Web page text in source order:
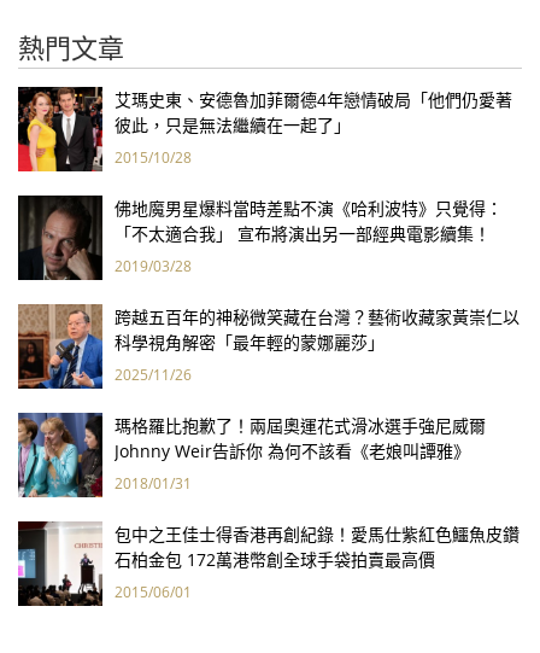
熱門文章
艾瑪史東、安德魯加菲爾德4年戀情破局「他們仍愛著
彼此，只是無法繼續在一起了」
2015/10/28
佛地魔男星爆料當時差點不演《哈利波特》只覺得：
「不太適合我」 宣布將演出另一部經典電影續集！
2019/03/28
跨越五百年的神秘微笑藏在台灣？藝術收藏家黃崇仁以
科學視角解密「最年輕的蒙娜麗莎」
2025/11/26
瑪格羅比抱歉了！兩屆奧運花式滑冰選手強尼威爾
Johnny Weir告訴你 為何不該看《老娘叫譚雅》
2018/01/31
包中之王佳士得香港再創紀錄！愛馬仕紫紅色鱷魚皮鑽
石柏金包 172萬港幣創全球手袋拍賣最高價
2015/06/01